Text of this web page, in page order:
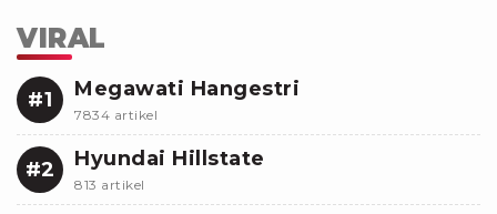
VIRAL
#1 Megawati Hangestri
7834 artikel
#2 Hyundai Hillstate
813 artikel